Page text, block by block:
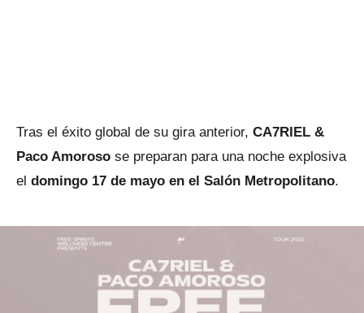
Tras el éxito global de su gira anterior, CA7RIEL &
Paco Amoroso se preparan para una noche explosiva
el domingo 17 de mayo en el Salón Metropolitano.